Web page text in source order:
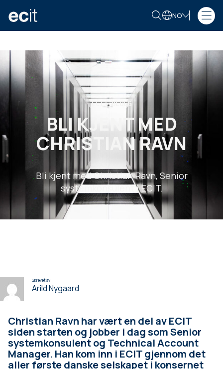
NO
ECIT BLOGG
BLI KJENT MED
CHRISTIAN RAVN
Bli kjent med Christian Ravn, Senior
systemkonsulent i ECIT.
Skrevet av
Arild Nygaard
Christian Ravn har vært en del av ECIT
siden starten og jobber i dag som Senior
systemkonsulent og Technical Account
Manager. Han kom inn i ECIT gjennom det
aller første danske selskapet i konsernet